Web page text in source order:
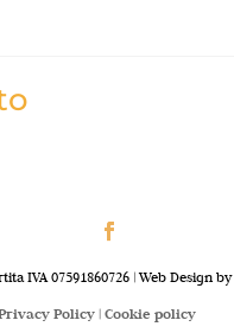
IVA 07591860726 | Web Design by
Policy |Cookie policy